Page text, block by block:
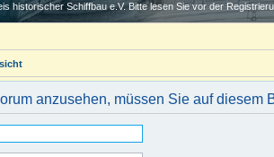
historischer Schiffbau e.V. Bitte lesen Sie vor der
anzusehen, müssen Sie auf diesem